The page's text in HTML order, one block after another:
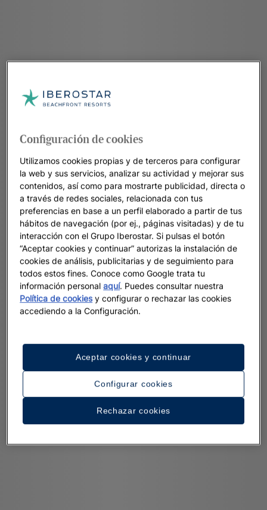
Configuración de cookies
Utilizamos cookies propias y de terceros para configurar
la web y sus servicios, analizar su actividad y mejorar sus
contenidos, así como para mostrarte publicidad, directa o
a través de redes sociales, relacionada con tus
preferencias en base a un perfil elaborado a partir de tus
hábitos de navegación (por ej., páginas visitadas) y de tu
interacción con el Grupo Iberostar. Si pulsas el botón
“Aceptar cookies y continuar” autorizas la instalación de
cookies de análisis, publicitarias y de seguimiento para
todos estos fines. Conoce como Google trata tu
información personalaquí. Puedes consultar nuestra
Política de cookiesy configurar o rechazar las cookies
accediendo a la Configuración.
Configurar cookies
Rechazar cookies
Aceptar cookies y continuar